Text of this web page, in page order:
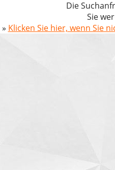
Die
Sie
» Klicken Sie hier, wenn Sie